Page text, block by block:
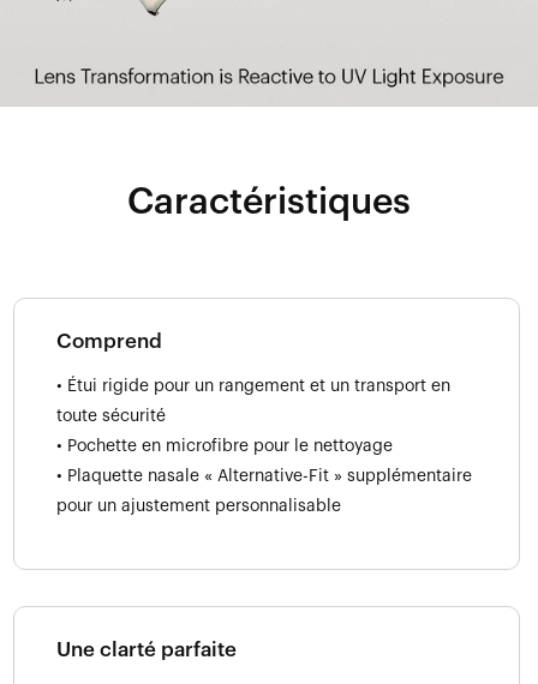
Caractéristiques
Comprend
• Étui rigide pour un rangement et un transport en
toute sécurité
• Pochette en microfibre pour le nettoyage
• Plaquette nasale « Alternative-Fit » supplémentaire
pour un ajustement personnalisable
Une clarté parfaite